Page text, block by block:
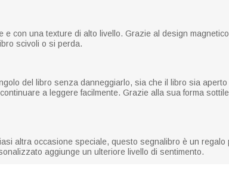
con una texture di alto livello. Grazie al design
scivoli o si perda.
del libro senza danneggiarlo, sia che il libro sia
a leggere facilmente. Grazie alla sua forma
altra occasione speciale, questo segnalibro è un
aggiunge un ulteriore livello di sentimento.